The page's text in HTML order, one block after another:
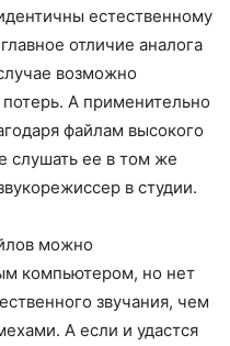
естественному
отличие аналога
возможно
А применительно
файлам высокого
слушать ее в том же
в студии.
можно
компьютером, но нет
звучания, чем
А если и удастся